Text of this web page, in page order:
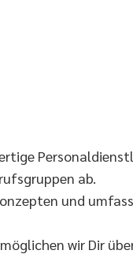
ab.
und
wir Dir